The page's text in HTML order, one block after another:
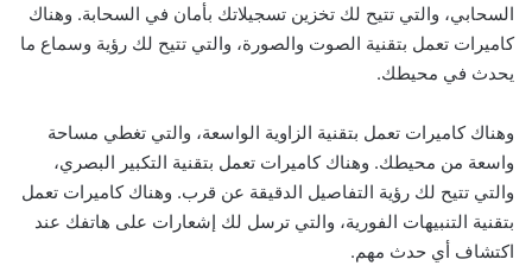
السحابي، والتي تتيح لك تخزين تسجيلاتك بأمان في السحابة. وهناك
كاميرات تعمل بتقنية الصوت والصورة، والتي تتيح لك رؤية وسماع ما
يحدث في محيطك.
وهناك كاميرات تعمل بتقنية الزاوية الواسعة، والتي تغطي مساحة
واسعة من محيطك. وهناك كاميرات تعمل بتقنية التكبير البصري،
والتي تتيح لك رؤية التفاصيل الدقيقة عن قرب. وهناك كاميرات تعمل
بتقنية التنبيهات الفورية، والتي ترسل لك إشعارات على هاتفك عند
اكتشاف أي حدث مهم.